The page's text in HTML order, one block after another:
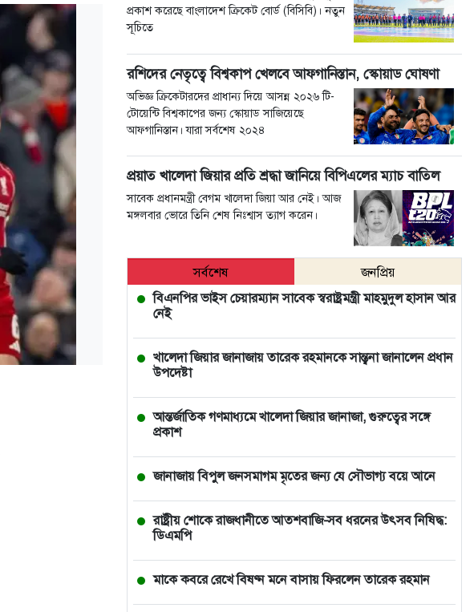
প্রকাশ করেছে বাংলাদেশ ক্রিকেট বোর্ড (বিসিবি)। নতুন
সূচিতে
রশিদের নেতৃত্বে বিশ্বকাপ খেলবে আফগানিস্তান, স্কোয়াড ঘোষণা
অভিজ্ঞ ক্রিকেটারদের প্রাধান্য দিয়ে আসন্ন ২০২৬ টি-
টোয়েন্টি বিশ্বকাপের জন্য স্কোয়াড সাজিয়েছে
আফগানিস্তান। যারা সর্বশেষ ২০২৪
প্রয়াত খালেদা জিয়ার প্রতি শ্রদ্ধা জানিয়ে বিপিএলের ম্যাচ বাতিল
সাবেক প্রধানমন্ত্রী বেগম খালেদা জিয়া আর নেই। আজ
মঙ্গলবার ভোরে তিনি শেষ নিঃশ্বাস ত্যাগ করেন।
সর্বশেষ
জনপ্রিয়
বিএনপির ভাইস চেয়ারম্যান সাবেক স্বরাষ্ট্রমন্ত্রী মাহমুদুল হাসান আর
নেই
খালেদা জিয়ার জানাজায় তারেক রহমানকে সান্ত্বনা জানালেন প্রধান
উপদেষ্টা
আন্তর্জাতিক গণমাধ্যমে খালেদা জিয়ার জানাজা, গুরুত্বের সঙ্গে
প্রকাশ
জানাজায় বিপুল জনসমাগম মৃতের জন্য যে সৌভাগ্য বয়ে আনে
রাষ্ট্রীয় শোকে রাজধানীতে আতশবাজি-সব ধরনের উৎসব নিষিদ্ধ:
ডিএমপি
মাকে কবরে রেখে বিষণ্ন মনে বাসায় ফিরলেন তারেক রহমান